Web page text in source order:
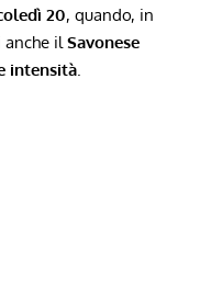
20, quando, in
anche ilSavonese
intensità.